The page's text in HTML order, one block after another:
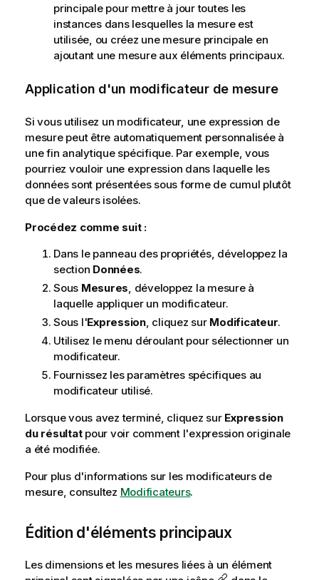
principale pour mettre à jour toutes les
instances dans lesquelles la mesure est
utilisée, ou créez une mesure principale en
ajoutant une mesure aux éléments principaux.
Application d'un modificateur de mesure
Si vous utilisez un modificateur, une expression de
mesure peut être automatiquement personnalisée à
une fin analytique spécifique. Par exemple, vous
pourriez vouloir une expression dans laquelle les
données sont présentées sous forme de cumul plutôt
que de valeurs isolées.
Procédez comme suit :
Dans le panneau des propriétés, développez la
section Données.
Sous Mesures , développez la mesure à
laquelle appliquer un modificateur.
Sous l'Expression, cliquez sur Modificateur.
Utilisez le menu déroulant pour sélectionner un
modificateur.
Fournissez les paramètres spécifiques au
modificateur utilisé.
Lorsque vous avez terminé, cliquez sur Expression
du résultatpour voir comment l'expression originale
a été modifiée.
Pour plus d'informations sur les modificateurs de
mesure, consultez Modificateurs.
Édition d'éléments principaux
Les dimensions et les mesures liées à un élément